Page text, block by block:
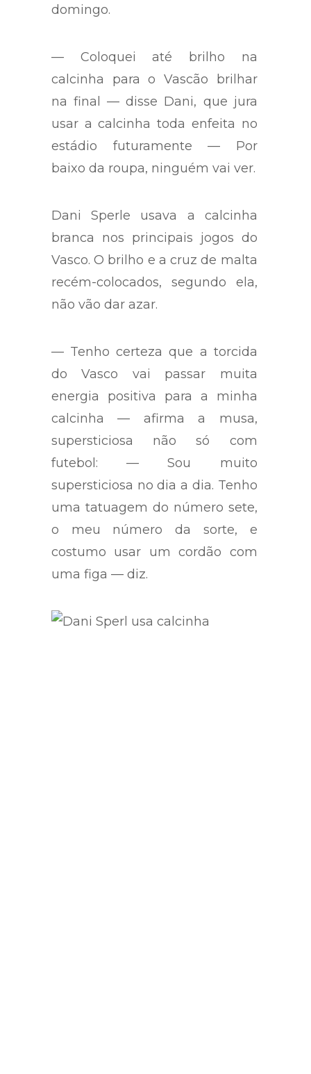
Taça Guanabara, neste
— Coloquei até brilho na
calcinha para o Vascão brilhar
na final — disse Dani, que jura
usar a calcinha toda enfeita no
estádio futuramente — Por
Dani Sperle usava a calcinha
branca nos principais jogos do
Vasco. O brilho e a cruz de malta
recém-colocados, segundo ela,
— Tenho certeza que a torcida
do Vasco vai passar muita
energia positiva para a minha
calcinha — afirma a musa,
supersticiosa não só com
futebol: — Sou muito
supersticiosa no dia a dia. Tenho
uma tatuagem do número sete,
o meu número da sorte, e
costumo usar um cordão com